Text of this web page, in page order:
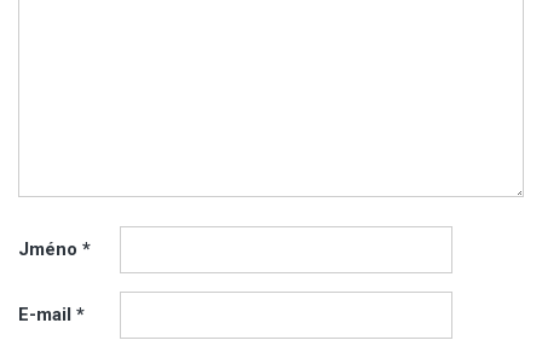
Jméno *
E-mail *